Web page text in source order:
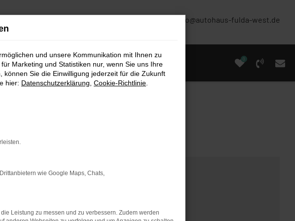
info@autohaus-fulda-west.de
0
und unsere Kommunikation mit Ihnen zu
Marketing und Statistiken nur, wenn Sie uns Ihre
Sie die Einwilligung jederzeit für die Zukunft
hier: Datenschutzerklärung Cookie-Richtlinie
wie Google Maps, Chats,
Leistung zu messen und zu verbessern. Zudem werden